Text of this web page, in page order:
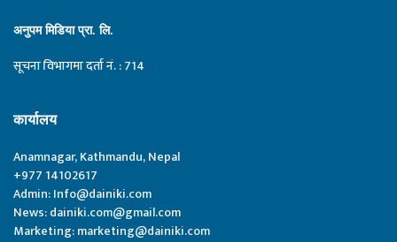
अनुपम मिडिया प्रा. लि.
सूचना विभागमा दर्ता नं. : 714
कार्यालय
Anamnagar, Kathmandu, Nepal
+977 14102617
Admin:Info@dainiki.com
News:dainiki.com@gmail.com
Marketing:marketing@dainiki.com